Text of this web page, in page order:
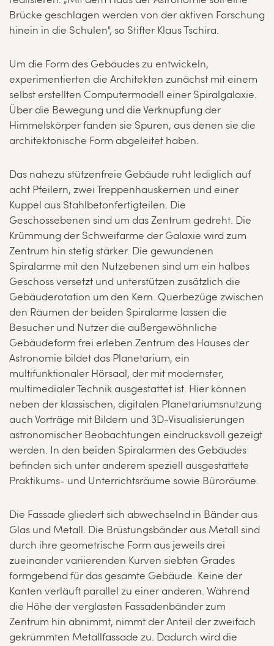
Brücke geschlagen werden von der aktiven Forschung
hinein in die Schulen", so Stifter Klaus Tschira.
Um die Form des Gebäudes zu entwickeln,
experimentierten die Architekten zunächst mit einem
selbst erstellten Computermodell einer Spiralgalaxie.
Über die Bewegung und die Verknüpfung der
Himmelskörper fanden sie Spuren, aus denen sie die
architektonische Form abgeleitet haben.
Das nahezu stützenfreie Gebäude ruht lediglich auf
acht Pfeilern, zwei Treppenhauskernen und einer
Kuppel aus Stahlbetonfertigteilen. Die
Geschossebenen sind um das Zentrum gedreht. Die
Krümmung der Schweifarme der Galaxie wird zum
Zentrum hin stetig stärker. Die gewundenen
Spiralarme mit den Nutzebenen sind um ein halbes
Geschoss versetzt und unterstützen zusätzlich die
Gebäuderotation um den Kern. Querbezüge zwischen
den Räumen der beiden Spiralarme lassen die
Besucher und Nutzer die außergewöhnliche
Gebäudeform frei erleben.Zentrum des Hauses der
Astronomie bildet das Planetarium, ein
multifunktionaler Hörsaal, der mit modernster,
multimedialer Technik ausgestattet ist. Hier können
neben der klassischen, digitalen Planetariumsnutzung
auch Vorträge mit Bildern und 3D-Visualisierungen
astronomischer Beobachtungen eindrucksvoll gezeigt
werden. In den beiden Spiralarmen des Gebäudes
befinden sich unter anderem speziell ausgestattete
Praktikums- und Unterrichtsräume sowie Büroräume.
Die Fassade gliedert sich abwechselnd in Bänder aus
Glas und Metall. Die Brüstungsbänder aus Metall sind
durch ihre geometrische Form aus jeweils drei
zueinander variierenden Kurven siebten Grades
formgebend für das gesamte Gebäude. Keine der
Kanten verläuft parallel zu einer anderen. Während
die Höhe der verglasten Fassadenbänder zum
Zentrum hin abnimmt, nimmt der Anteil der zweifach
gekrümmten Metallfassade zu. Dadurch wird die